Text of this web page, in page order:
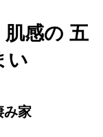
感の 五
い
み家